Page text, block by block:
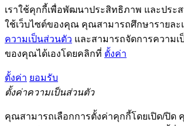
เราใช้คุกกี้เพื่อพัฒนาประสิทธิภาพ และประ
ใช้เว็บไซต์ของคุณ คุณสามารถศึกษารายละ
ความเป็นส่วนตัว และสามารถจัดการความเ
ของคุณได้เองโดยคลิกที่ ตั้งค่า
ตั้งค่า ยอมรับ
ตั้งค่าความเป็นส่วนตัว
คุณสามารถเลือกการตั้งค่าคุกกี้โดยเปิด/ปิด